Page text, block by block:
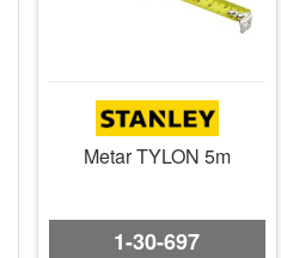
Metar TYLON 5m
1-30-697